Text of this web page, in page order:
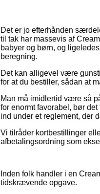
Det er jo efterhånden
til tak har massevis af
babyer og børn, og
beregning.
Det kan alligevel være
for at du bestiller, sådan at
Man må imidlertid være så
for enormt favorabel, bør
ind under et reglement, der
Vi tilråder kortbestillinger
afbetalingsordning som
Inden folk handler i en
tidskrævende opgave.